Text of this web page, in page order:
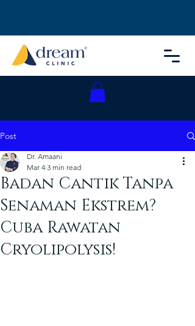
Post
Badan Cantik Tanpa
Senaman Ekstrem?
Cuba Rawatan
Cryolipolysis!
Dr. Amaani
Mar 4 3 min read